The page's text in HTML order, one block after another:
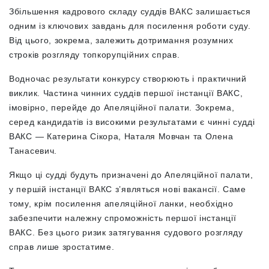
Збільшення кадрового складу суддів ВАКС залишається
одним із ключових завдань для посилення роботи суду.
Від цього, зокрема, залежить дотримання розумних
строків розгляду топкорупційних справ.
Водночас результати конкурсу створюють і практичний
виклик. Частина чинних суддів першої інстанції ВАКС,
імовірно, перейде до Апеляційної палати. Зокрема,
серед кандидатів із високими результатами є чинні судді
ВАКС — Катерина Сікора, Наталя Мовчан та Олена
Танасевич.
Якщо ці судді будуть призначені до Апеляційної палати,
у першій інстанції ВАКС з’являться нові вакансії. Саме
тому, крім посилення апеляційної ланки, необхідно
забезпечити належну спроможність першої інстанції
ВАКС. Без цього ризик затягування судового розгляду
справ лише зростатиме.